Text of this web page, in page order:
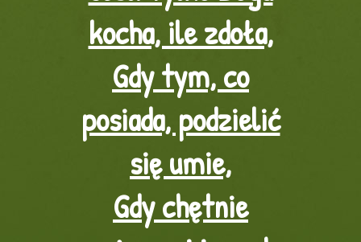
kocha, ile zdoła,
Gdy tym, co
posiada, podzielić
się umie,
Gdy chętnie